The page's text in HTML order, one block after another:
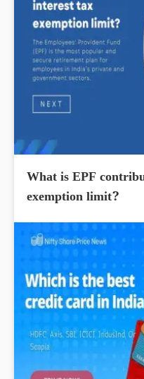
What is EPF
exemption limit?